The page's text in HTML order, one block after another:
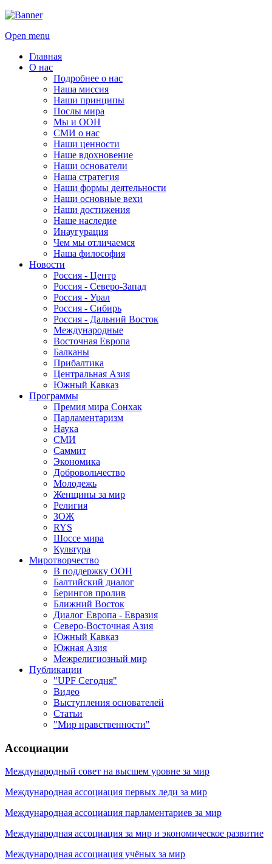
Open menu
Главная
О нас
Подробнее о нас
Наша миссия
Наши принципы
Послы мира
Мы и ООН
СМИ о нас
Наши ценности
Наше вдохновение
Наши основатели
Наша стратегия
Наши формы деятельности
Наши основные вехи
Наши достижения
Наше наследие
Инаугурация
Чем мы отличаемся
Наша философия
Новости
Россия - Центр
Россия - Северо-Запад
Россия - Урал
Россия - Сибирь
Россия - Дальний Восток
Международные
Восточная Европа
Балканы
Прибалтика
Центральная Азия
Южный Кавказ
Программы
Премия мира Сонхак
Парламентаризм
Наука
СМИ
Саммит
Экономика
Добровольчество
Молодежь
Женщины за мир
Религия
ЗОЖ
RYS
Шоссе мира
Культура
Миротворчество
В поддержку ООН
Балтийский диалог
Берингов пролив
Ближний Восток
Диалог Европа - Евразия
Северо-Восточная Азия
Южный Кавказ
Южная Азия
Межрелигиозный мир
Публикации
"UPF Сегодня"
Видео
Выступления основателей
Статьи
"Мир нравственности"
Ассоциации
Международный совет на высшем уровне за мир
Международная ассоциация первых леди за мир
Международная ассоциация парламентариев за мир
Международная ассоциация за мир и экономическое развитие
Международная ассоциация учёных за мир